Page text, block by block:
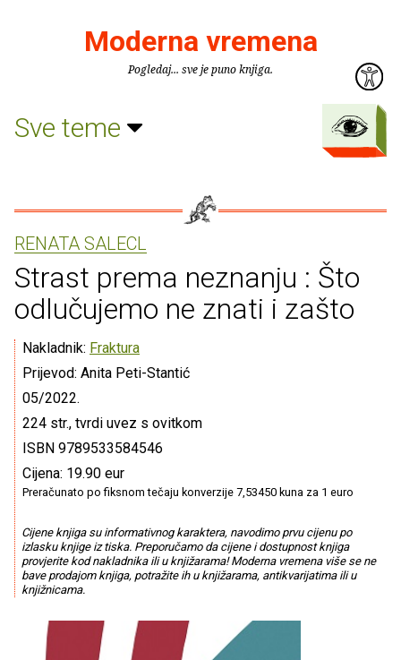
Moderna vremena
Pogledaj... sve je puno knjiga.
Sve teme
RENATA SALECL
Strast prema neznanju : Što
odlučujemo ne znati i zašto
Nakladnik: Fraktura
Prijevod: Anita Peti-Stantić
05/2022.
224 str., tvrdi uvez s ovitkom
ISBN 9789533584546
Cijena: 19.90 eur
Preračunato po fiksnom tečaju konverzije 7,53450 kuna za 1 euro
Cijene knjiga su informativnog karaktera, navodimo prvu cijenu po
izlasku knjige iz tiska. Preporučamo da cijene i dostupnost knjiga
provjerite kod nakladnika ili u knjižarama! Moderna vremena više se ne
bave prodajom knjiga, potražite ih u knjižarama, antikvarijatima ili u
knjižnicama.